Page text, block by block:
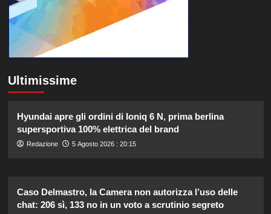
Ultimissime
Hyundai apre gli ordini di Ioniq 6 N, prima berlina
supersportiva 100% elettrica del brand
Redazione 5 Agosto 2026 : 20:15
Caso Delmastro, la Camera non autorizza l’uso delle
chat: 206 sì, 133 no in un voto a scrutinio segreto